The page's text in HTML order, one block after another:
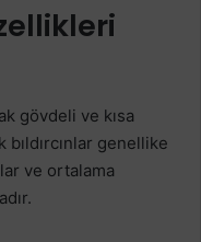
gövdeli ve kısa
genellike
ve ortalama